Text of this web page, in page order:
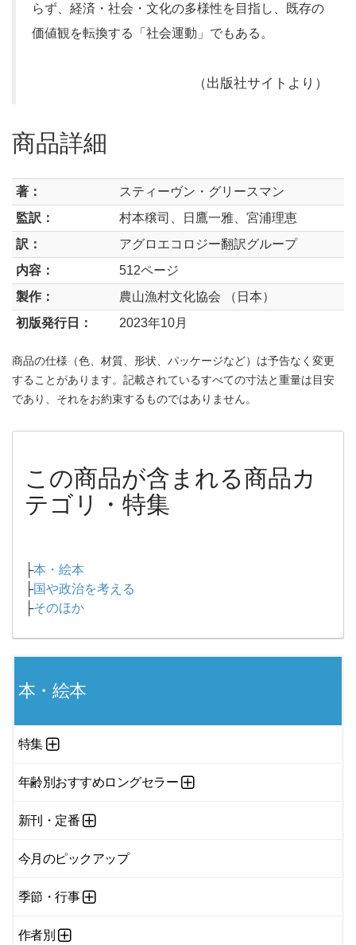
らず、経済・社会・文化の多様性を目指し、既存の
価値観を転換する「社会運動」でもある。
（出版社サイトより）
商品詳細
著：
スティーヴン・グリースマン
監訳：
村本穣司、日鷹一雅、宮浦理恵
訳：
アグロエコロジー翻訳グループ
内容：
512ページ
製作：
農山漁村文化協会 （日本）
初版発行日：
2023年10月
商品の仕様（色、材質、形状、パッケージなど）は予告なく変更
することがあります。記載されているすべての寸法と重量は目安
であり、それをお約束するものではありません。
この商品が含まれる商品カ
テゴリ・特集
├本・絵本
├国や政治を考える
├そのほか
本・絵本
特集
年齢別おすすめロングセラー
新刊・定番
今月のピックアップ
季節・行事
作者別